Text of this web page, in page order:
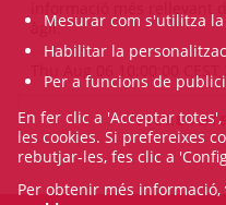
àgil.
Thu Aug 06 10:00:00 CEST
VEURE
Mesurar com s'utilitza
Habilitar la
Per a funcions de
En fer clic a 'Acceptar
les cookies. Si prefereixes
rebutjar-les, fes clic a
Per obtenir més